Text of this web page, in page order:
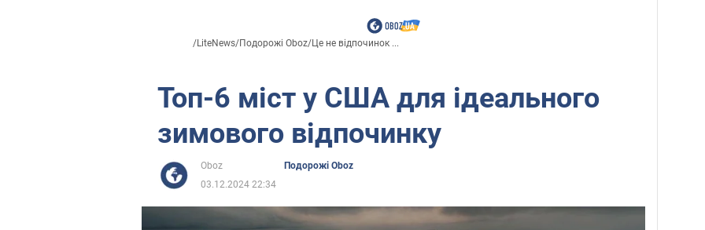
/LiteNews/Подорожі Oboz/Це не відпочинок ...
Топ-6 міст у США для ідеального
зимового відпочинку
Oboz
Подорожі Oboz
03.12.2024 22:34